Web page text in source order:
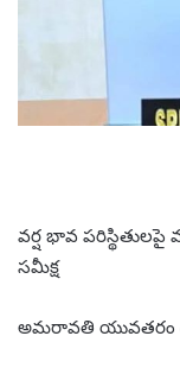
వర్ష భావ
సమీక్ష
అమరావతి యువతరం